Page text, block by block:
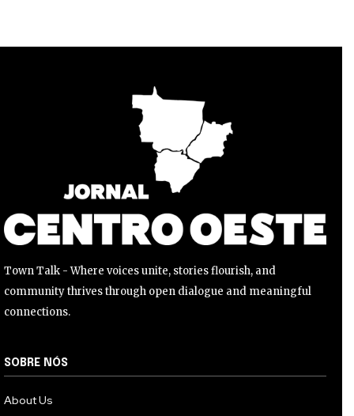
INSCREVER
Li e aceito aPolítica de Privacidade
Town Talk - Where voices unite, stories flourish, and
community thrives through open dialogue and meaningful
connections.
SOBRE NÓS
About Us